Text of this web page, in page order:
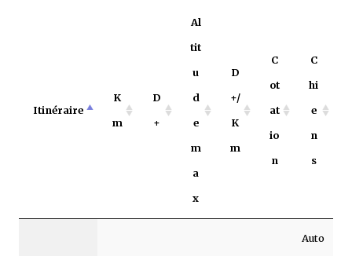
Itinéraire
K
m
D
+
Al
tit
u
d
e
m
a
x
D
+/
K
m
C
ot
at
io
n
C
hi
e
n
s
Auto